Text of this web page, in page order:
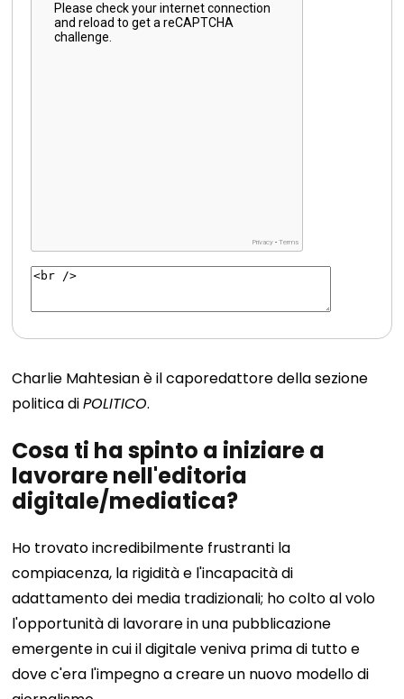
Charlie Mahtesian è il caporedattore della sezione
politica diPOLITICO.
Cosa ti ha spinto a iniziare a
lavorare nell'editoria
digitale/mediatica?
Ho trovato incredibilmente frustranti la
compiacenza, la rigidità e l'incapacità di
adattamento dei media tradizionali; ho colto al volo
l'opportunità di lavorare in una pubblicazione
emergente in cui il digitale veniva prima di tutto e
dove c'era l'impegno a creare un nuovo modello di